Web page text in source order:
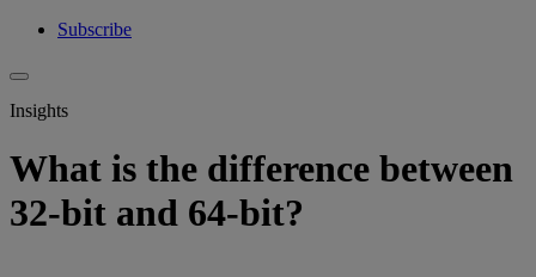
Subscribe
Insights
What is the difference between
32-bit and 64-bit?